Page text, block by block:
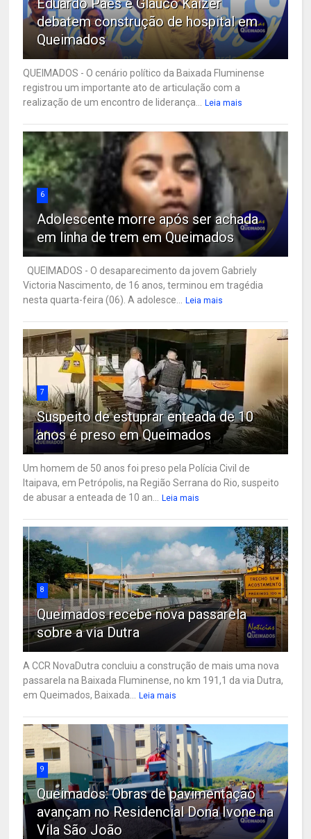
Eduardo Paes e Glauco Kaizer
debatem construção de hospital em
Queimados
QUEIMADOS - O cenário político da Baixada Fluminense
registrou um importante ato de articulação com a
realização de um encontro de liderança...
Leia mais
6
Adolescente morre após ser achada
em linha de trem em Queimados
QUEIMADOS - O desaparecimento da jovem Gabriely
Victoria Nascimento, de 16 anos, terminou em tragédia
nesta quarta-feira (06). A adolesce...
Leia mais
7
Suspeito de estuprar enteada de 10
anos é preso em Queimados
Um homem de 50 anos foi preso pela Polícia Civil de
Itaipava, em Petrópolis, na Região Serrana do Rio, suspeito
de abusar a enteada de 10 an...
Leia mais
8
Queimados recebe nova passarela
sobre a via Dutra
A CCR NovaDutra concluiu a construção de mais uma nova
passarela na Baixada Fluminense, no km 191,1 da via Dutra,
em Queimados, Baixada...
Leia mais
9
Queimados: Obras de pavimentação
avançam no Residencial Dona Ivone na
Vila São João